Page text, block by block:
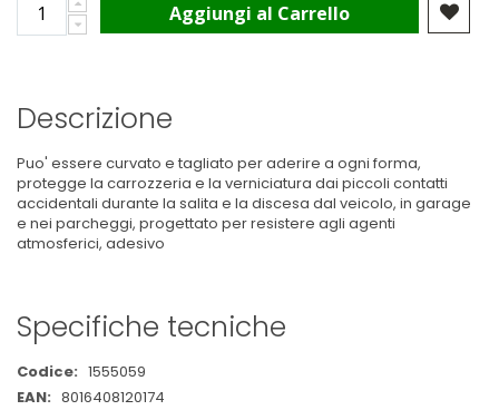
Aggiungi al Carrello
Descrizione
Puo' essere curvato e tagliato per aderire a ogni forma,
protegge la carrozzeria e la verniciatura dai piccoli contatti
accidentali durante la salita e la discesa dal veicolo, in garage
e nei parcheggi, progettato per resistere agli agenti
atmosferici, adesivo
Specifiche tecniche
Maggiori
Informazioni
1555059
8016408120174